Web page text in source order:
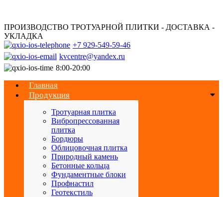
ПРОИЗВОДСТВО ТРОТУАРНОЙ ПЛИТКИ - ДОСТАВКА -
УКЛАДКА
+7 929-549-59-46
kvcentre@yandex.ru
8:00-20:00
Главная
Продукция
Тротуарная плитка
Вибропрессованная
плитка
Бордюры
Облицовочная плитка
Природный камень
Бетонные кольца
Фундаментные блоки
Профнастил
Геотекстиль